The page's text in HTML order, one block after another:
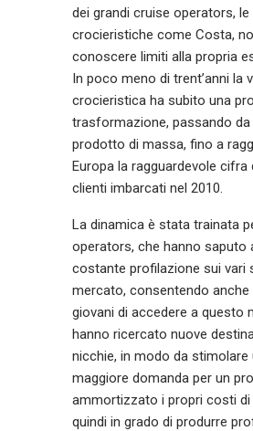
dei grandi cruise operators,
crocieristiche come Costa,
conoscere limiti alla propria
In poco meno di trent’anni la
crocieristica ha subito una
trasformazione, passando
prodotto di massa, fino a
Europa la ragguardevole cifra
clienti imbarcati nel 2010.
La dinamica è stata trainata
operators, che hanno saputo
costante profilazione sui vari
mercato, consentendo anche
giovani di accedere a questo
hanno ricercato nuove
nicchie, in modo da stimolare
maggiore domanda per un
ammortizzato i propri costi di
quindi in grado di produrre